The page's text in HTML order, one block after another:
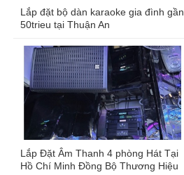
Lắp đặt bộ dàn karaoke gia đình gần
50trieu tại Thuận An
Lắp Đặt Âm Thanh 4 phòng Hát Tại
Hồ Chí Minh Đồng Bộ Thương Hiệu